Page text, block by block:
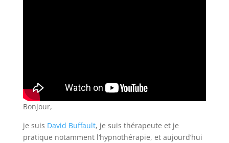
Bonjour,
je suis David Buffault, je suis thérapeute et je
pratique notamment l‘hypnothérapie, et aujourd’hui